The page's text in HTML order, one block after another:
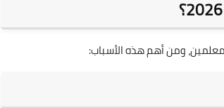
ومن أهم هذه الأسباب: